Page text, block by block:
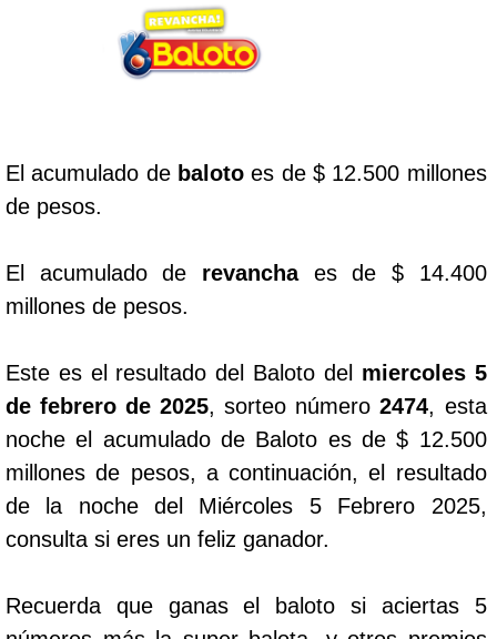
Culona día
Dorado Mañana
Dorado Tarde
Fantástica Día
Fantástica Noche
Motilon Tarde
Motilon Noche
El acumulado de balotoes de $ 12.500 millones
de pesos.
El acumulado de revanchaes de $ 14.400
millones de pesos.
Este es el resultado del Baloto del miercoles 5
de febrero de 2025, sorteo número2474, esta
noche el acumulado de Baloto es de $ 12.500
millones de pesos, a continuación, el resultado
de la noche del Miércoles 5 Febrero 2025,
consulta si eres un feliz ganador.
Recuerda que ganas el baloto si aciertas 5